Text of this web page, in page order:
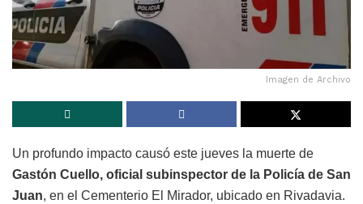
Imagen de Archivo
Un profundo impacto causó este jueves la muerte de
Gastón Cuello, oficial subinspector de la Policía de San
Juan, en el Cementerio El Mirador, ubicado en Rivadavia.